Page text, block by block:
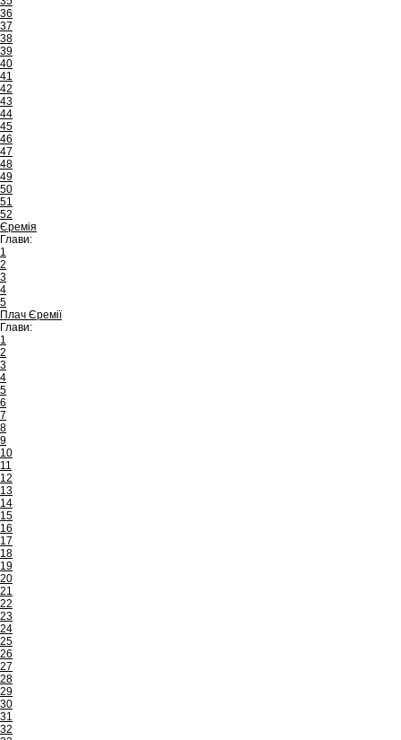
36
37
38
39
40
41
42
43
44
45
46
47
48
49
50
51
52
Єремія
Глави:
1
2
3
4
5
Плач Єремії
Глави:
1
2
3
4
5
6
7
8
9
10
11
12
13
14
15
16
17
18
19
20
21
22
23
24
25
26
27
28
29
30
31
32